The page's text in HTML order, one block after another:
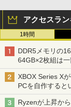
アクセスラ
1時間
DDR5メモリの
64GB×2枚組は
XBOX Series X
PCを自作すると
ーム』】
Ryzenが上昇か